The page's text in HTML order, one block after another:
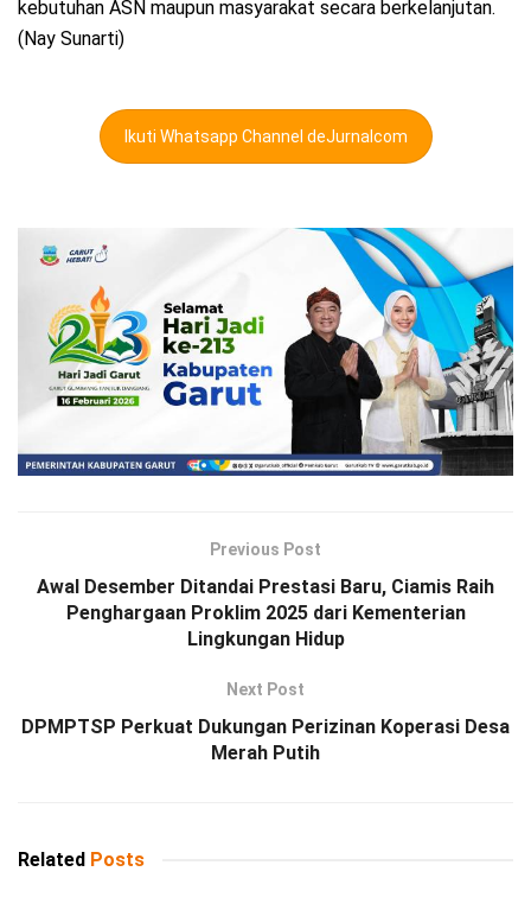
kebutuhan ASN maupun masyarakat secara berkelanjutan.
(Nay Sunarti)
Ikuti Whatsapp Channel deJurnalcom
Previous Post
Awal Desember Ditandai Prestasi Baru, Ciamis Raih
Penghargaan Proklim 2025 dari Kementerian
Lingkungan Hidup
Next Post
DPMPTSP Perkuat Dukungan Perizinan Koperasi Desa
Merah Putih
Related Posts